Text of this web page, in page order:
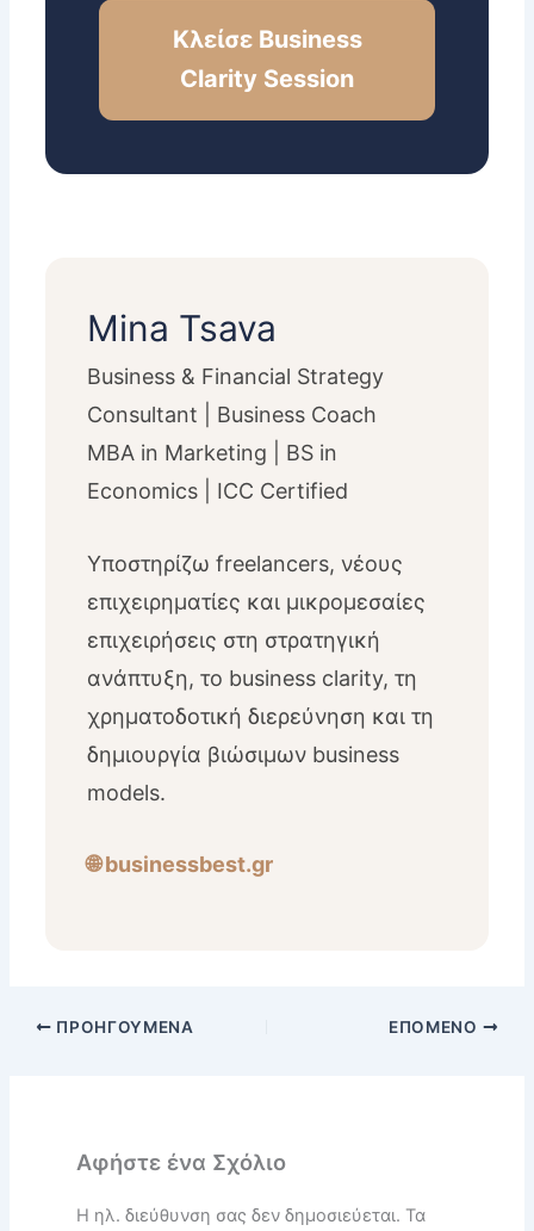
Κλείσε Business
Clarity Session
Mina Tsava
Business & Financial Strategy
Consultant | Business Coach
MBA in Marketing | BS in
Economics | ICC Certified
Υποστηρίζω freelancers, νέους
επιχειρηματίες και μικρομεσαίες
επιχειρήσεις στη στρατηγική
ανάπτυξη, το business clarity, τη
χρηματοδοτική διερεύνηση και τη
δημιουργία βιώσιμων business
models.
🌐 businessbest.gr
ΠΡΟΗΓΟΎΜΕΝΑ ΕΠΌΜΕΝΟ
Αφήστε ένα Σχόλιο
Η ηλ. διεύθυνση σας δεν δημοσιεύεται. Τα